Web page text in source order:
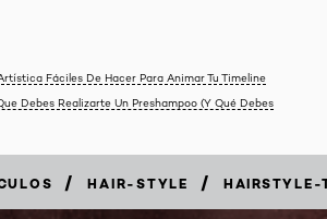
Fáciles De Hacer Para Animar Tu Timeline
Debes Realizarte Un Preshampoo (Y Qué Debes
/ HAIR-STYLE / HAIRSTYLE-